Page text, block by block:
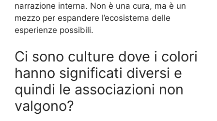
narrazione interna. Non è una cura, ma è un
mezzo per espandere l’ecosistema delle
esperienze possibili.
Ci sono culture dove i colori
hanno significati diversi e
quindi le associazioni non
valgono?